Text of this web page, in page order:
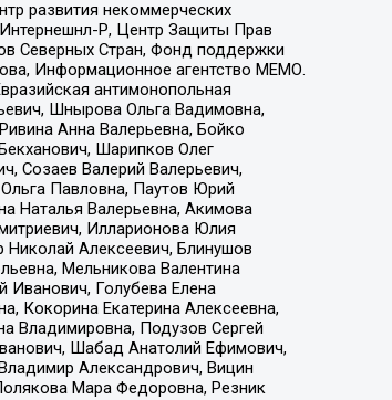
развития некоммерческих
Интернешнл-Р, Центр Защиты Прав
Северных Стран, Фонд поддержки
Информационное агентство МЕМО.
антимонопольная
Шнырова Ольга Вадимовна,
Анна Валерьевна, Бойко
Шарипков Олег
Созаев Валерий Валерьевич,
Павловна, Паутов Юрий
Наталья Валерьевна, Акимова
Илларионова Юлия
Николай Алексеевич, Блинушов
Мельникова Валентина
Иванович, Голубева Елена
Кокорина Екатерина Алексеевна,
Владимировна, Подузов Сергей
Шабад Анатолий Ефимович,
Александрович, Вицин
Мара Федоровна, Резник